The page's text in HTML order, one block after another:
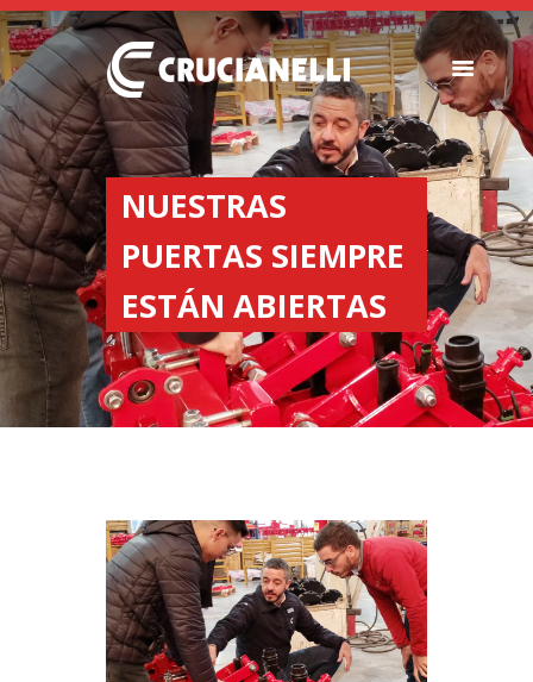
NUESTRAS
PUERTAS SIEMPRE
ESTÁN ABIERTAS
SEEDERS
FERTILIZER
SPREADERS
ABOUT US
DEALERSHIPS
NEWS
COMPANY
CONTACT